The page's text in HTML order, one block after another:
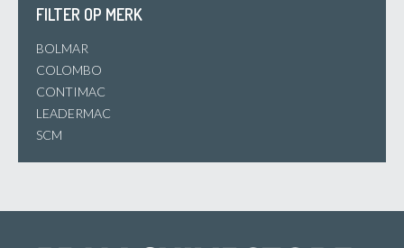
FILTER OP MERK
BOLMAR
COLOMBO
CONTIMAC
LEADERMAC
SCM